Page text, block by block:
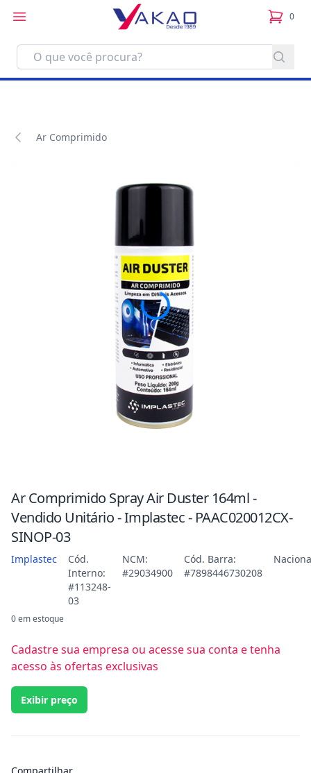
0
itens
Ar Comprimido
Ar Comprimido Spray Air Duster 164ml -
Vendido Unitário - Implastec - PAAC020012CX-
SINOP-03
Implastec
Cód.
Interno:
#113248-
03
NCM:
#29034900
Cód. Barra:
#7898446730208
0 em estoque
Cadastre sua empresa ou acesse sua conta e tenha
acesso às ofertas exclusivas
Exibir preço